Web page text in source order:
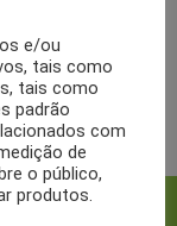
e/ou
tais como
tais como
padrão
com
de
o público,
produtos.